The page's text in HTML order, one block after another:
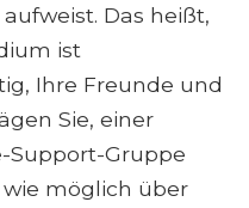
Das heißt,
ist
Ihre Freunde und
Sie, einer
Support-Gruppe
wie möglich über